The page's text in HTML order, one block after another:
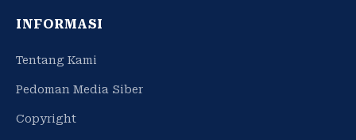
INFORMASI
Tentang Kami
Pedoman Media Siber
Copyright